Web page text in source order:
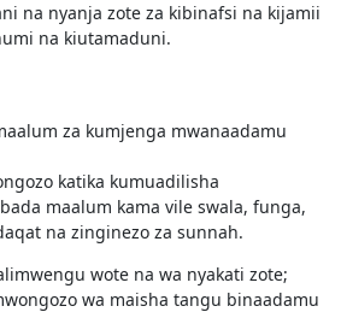
na nyanja zote za kibinafsi na kijamii
na kiutamaduni.
za kumjenga mwanaadamu
katika kumuadilisha
maalum kama vile swala, funga,
na zinginezo za sunnah.
wote na wa nyakati zote;
wa maisha tangu binaadamu